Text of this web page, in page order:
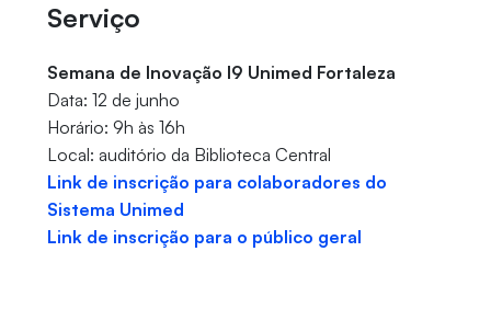
Serviço
Semana de Inovação I9 Unimed Fortaleza
Data: 12 de junho
Horário: 9h às 16h
Local: auditório da Biblioteca Central
Link de inscrição para colaboradores do
Sistema Unimed
Link de inscrição para o público geral